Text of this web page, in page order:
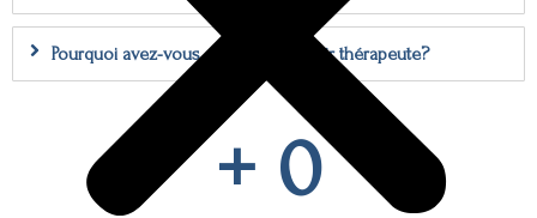
Pourquoi avez-vous choisi de devenir thérapeute?
+ 0